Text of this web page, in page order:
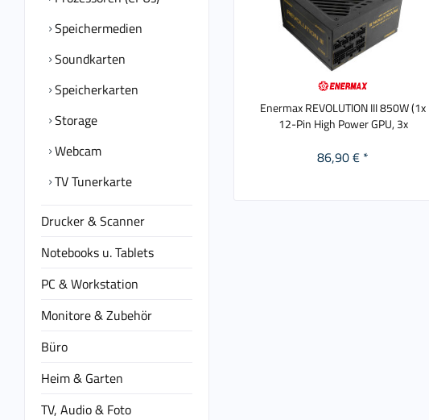
Speichermedien
Soundkarten
Speicherkarten
Storage
Webcam
TV Tunerkarte
Drucker & Scanner
Notebooks u. Tablets
PC & Workstation
Monitore & Zubehör
Büro
Heim & Garten
TV, Audio & Foto
Enermax REVOLUTION III 850W (1x
12-Pin High Power GPU, 3x
86,90 € *